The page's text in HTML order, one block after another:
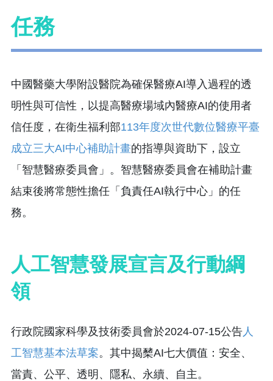
任務
中國醫藥大學附設醫院為確保醫療AI導入過程的透
明性與可信性，以提高醫療場域內醫療AI的使用者
信任度，在衛生福利部113年度次世代數位醫療平臺
成立三大AI中心補助計畫的指導與資助下，設立
「智慧醫療委員會」。智慧醫療委員會在補助計畫
結束後將常態性擔任「負責任AI執行中心」的任
務。
人工智慧發展宣言及行動綱
領
行政院國家科學及技術委員會於2024-07-15公告 人
工智慧基本法草案。其中揭櫫AI七大價值：安全、
當責、公平、透明、隱私、永續、自主。